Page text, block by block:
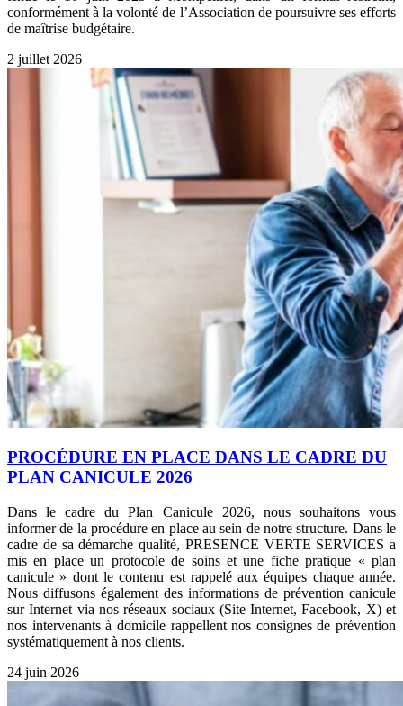
conformément à la volonté de l’Association de poursuivre ses efforts
de maîtrise budgétaire.
2 juillet 2026
PROCÉDURE EN PLACE DANS LE CADRE DU
PLAN CANICULE 2026
Dans le cadre du Plan Canicule 2026, nous souhaitons vous
informer de la procédure en place au sein de notre structure. Dans le
cadre de sa démarche qualité, PRESENCE VERTE SERVICES a
mis en place un protocole de soins et une fiche pratique « plan
canicule » dont le contenu est rappelé aux équipes chaque année.
Nous diffusons également des informations de prévention canicule
sur Internet via nos réseaux sociaux (Site Internet, Facebook, X) et
nos intervenants à domicile rappellent nos consignes de prévention
systématiquement à nos clients.
24 juin 2026